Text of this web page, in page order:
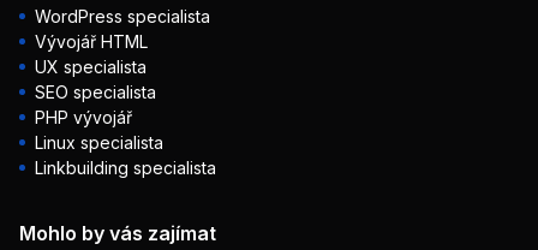
WordPress specialista
Vývojář HTML
UX specialista
SEO specialista
PHP vývojář
Linux specialista
Linkbuilding specialista
Mohlo by vás zajímat